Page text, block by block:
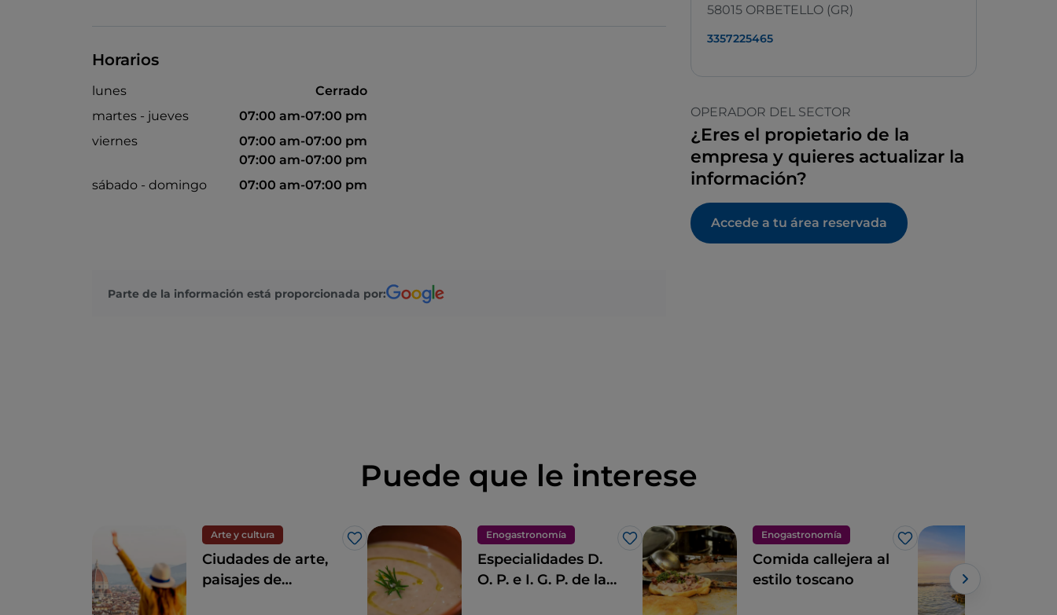
Horarios
lunes
Cerrado
martes - jueves
07:00 am-07:00 pm
viernes
07:00 am-07:00 pm
07:00 am-07:00 pm
sábado - domingo
07:00 am-07:00 pm
Parte de la información está proporcionada por:
58015 ORBETELLO (GR)
3357225465
OPERADOR DEL SECTOR
¿Eres el propietario de la
empresa y quieres actualizar la
información?
Accede a tu área reservada
Puede que le interese
Arte y cultura
Me gusta
Ciudades de arte,
paisajes de
Enogastronomía
Me gusta
Especialidades D.
O. P. e I. G. P. de la
Enogastronomía
Me gusta
Comida callejera al
estilo toscano